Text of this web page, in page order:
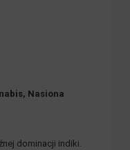
PŁATNOŚCI
Nasiona
dominacji indiki.